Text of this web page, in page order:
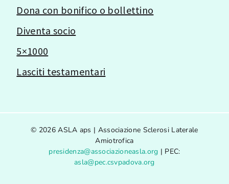
Dona con bonifico o bollettino
Diventa socio
5×1000
Lasciti testamentari
© 2026 ASLA aps | Associazione Sclerosi Laterale
Amiotrofica
presidenza@associazioneasla.org | PEC:
asla@pec.csvpadova.org